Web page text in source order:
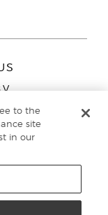
to the
site
in our